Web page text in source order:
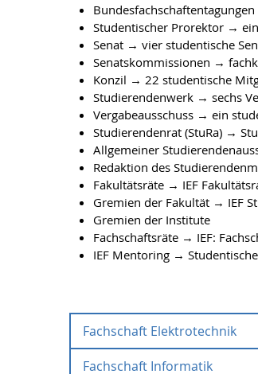
Bundesfachschaftentagungen
Studentischer Prorektor →
Senat → vier studentische
Senatskommissionen →
Konzil → 22 studentische
Studierendenwerk → sechs
Vergabeausschuss → ein
Studierendenrat (StuRa) →
Allgemeiner
Redaktion des
Fakultätsräte → IEF
Gremien der Fakultät → IEF
Gremien der Institute
Fachschaftsräte → IEF:
IEF Mentoring →
Fachschaft Elektrotechnik
Fachschaft Informatik